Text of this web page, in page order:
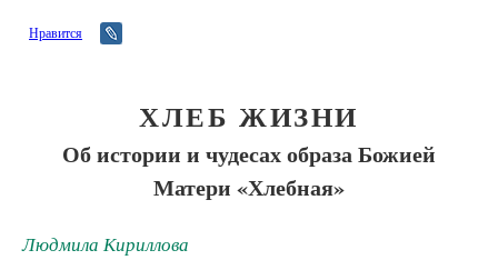
Нравится
ХЛЕБ ЖИЗНИ
Об истории и чудесах образа Божией
Матери «Хлебная»
Людмила Кириллова